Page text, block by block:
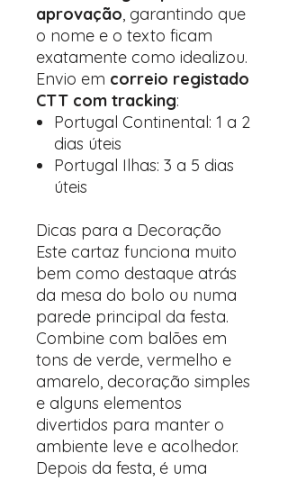
aprovação, garantindo que
o nome e o texto ficam
exatamente como idealizou.
Envio em correio registado
CTT com tracking:
Portugal Continental: 1 a 2
dias úteis
Portugal Ilhas: 3 a 5 dias
úteis
Dicas para a Decoração
Este cartaz funciona muito
bem como destaque atrás
da mesa do bolo ou numa
parede principal da festa.
Combine com balões em
tons de verde, vermelho e
amarelo, decoração simples
e alguns elementos
divertidos para manter o
ambiente leve e acolhedor.
Depois da festa, é uma